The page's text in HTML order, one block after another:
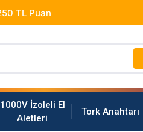
1000V İzoleli El
Aletleri
Tork Anahtarı